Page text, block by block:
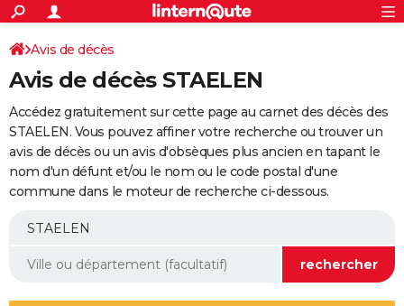
ACTUALITÉS
Politique
Société
Faits Divers
Education
Monde
Villes
+
SPORT
Coupe du monde 2026
Football
Tennis
Cyclisme
Rugby
Forum
Programme TV
TNT
Streaming
Cinéma
Sorties cinéma
Musique
+
FINANCE
Retraite
Epargne
Immobilier
Risques naturels par ville
Banque
Assurance
AUTO
Essais
Réserver un essai
Citadines
Berlines
SUV
Forum auto
+
Mobiles
Meilleur smartphone
Internet
Ordinateurs
Jeux vidéo
Guide high-tech
Aménagement intérieur
Avis de décès
Avis de décès STAELEN
Accédez gratuitement sur cette page au carnet des décès des
STAELEN. Vous pouvez affiner votre recherche ou trouver un
avis de décès ou un avis d'obsèques plus ancien en tapant le
nom d'un défunt et/ou le nom ou le code postal d'une
commune dans le moteur de recherche ci-dessous.